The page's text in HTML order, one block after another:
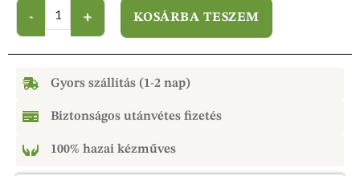
KOSÁRBA TESZEM
Gyors szállítás (1-2 nap)
Biztonságos utánvétes fizetés
100% hazai kézműves